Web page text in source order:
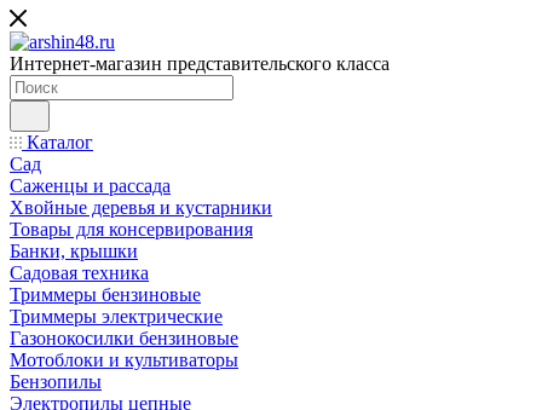
Интернет-магазин представительского класса
Каталог
Сад
Саженцы и рассада
Хвойные деревья и кустарники
Товары для консервирования
Банки, крышки
Садовая техника
Триммеры бензиновые
Триммеры электрические
Газонокосилки бензиновые
Мотоблоки и культиваторы
Бензопилы
Электропилы цепные